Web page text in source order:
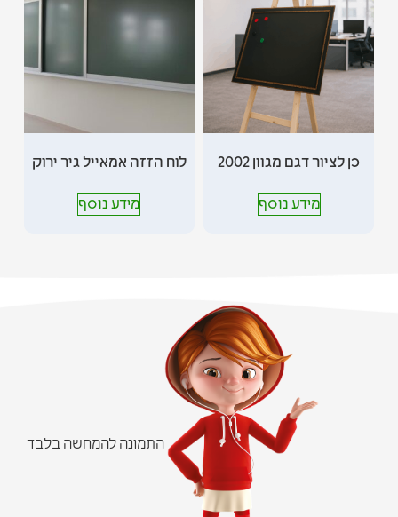
כן לציור דגם מגוון 2002
מידע נוסף
לוח הזזה אמאייל גיר ירוק
מידע נוסף
התמונה להמחשה בלבד